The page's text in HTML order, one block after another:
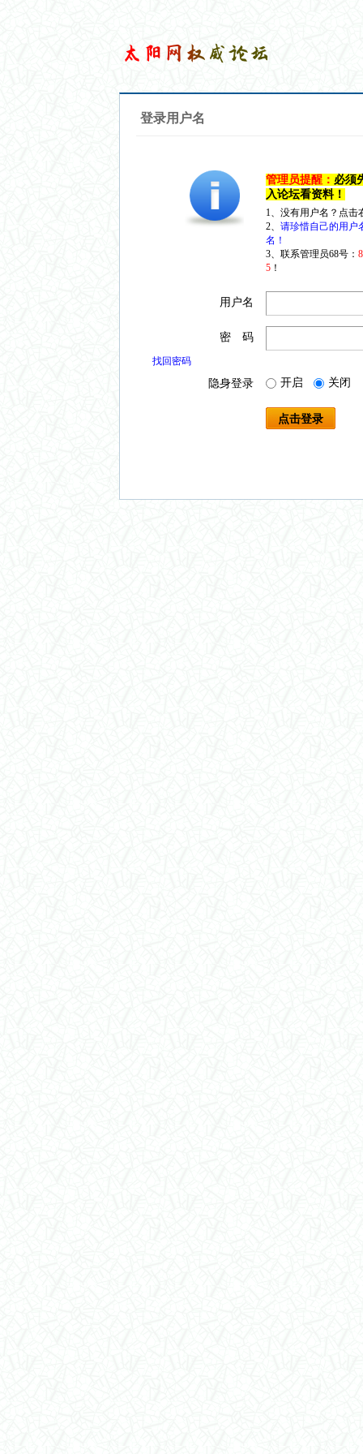
登录用户名
管理员提醒： 必须
入论坛看资料！
1、没有用户名？点
2、 请珍惜自己的用户
名！
3、联系管理员68号：
5 ！
用户名
密 码
找回密码
隐身登录 开启 关闭
点击登录